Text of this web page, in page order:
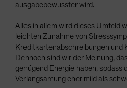
ausgabebewusster wird.
Alles in allem wird dieses Umfeld
leichten Zunahme von
Kreditkartenabschreibungen und
Dennoch sind wir der Meinung,
genügend Energie haben, sodass
Verlangsamung eher mild als